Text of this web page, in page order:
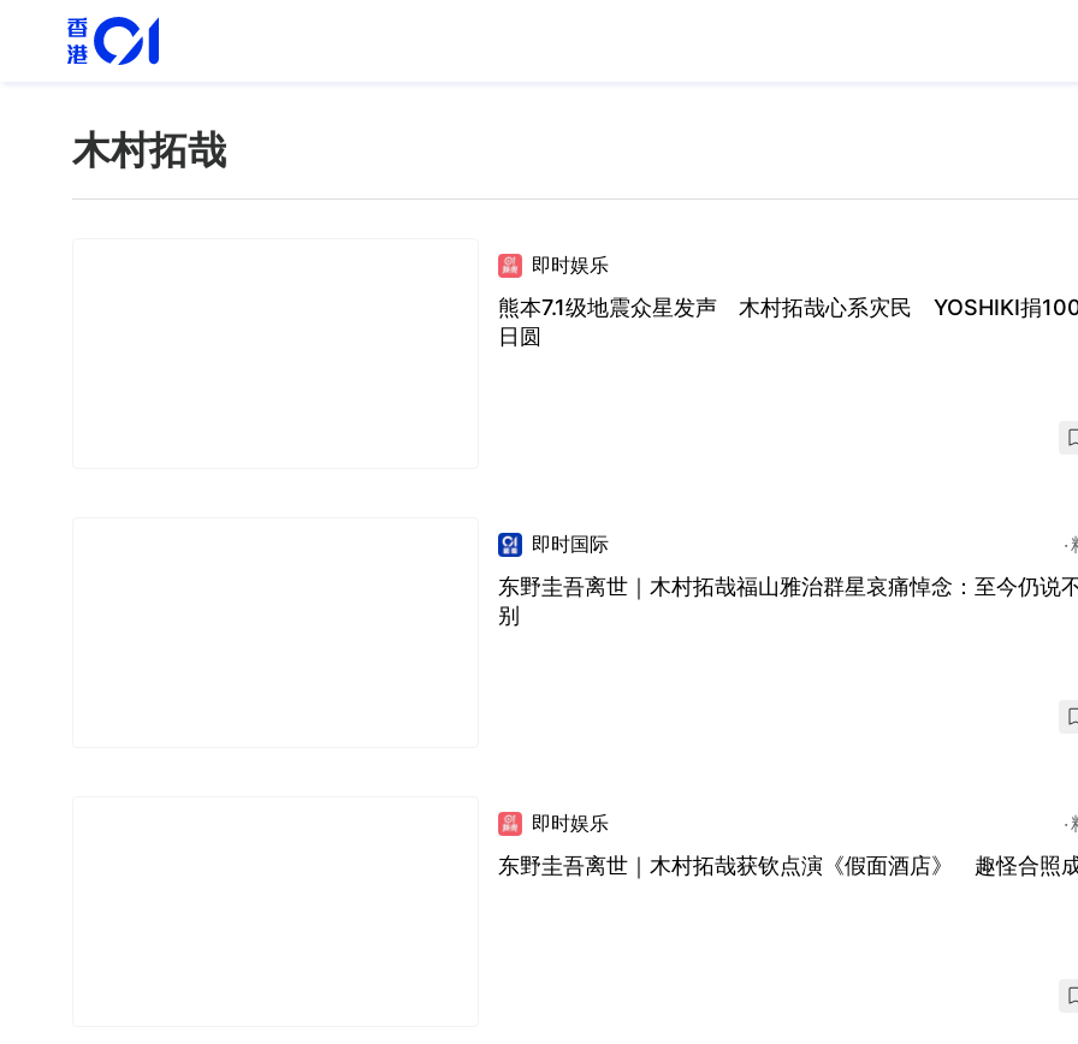
木村拓哉
即时娱乐
熊本7.1级地震众星发声 木村拓哉心系灾民 YOSHIKI捐
日圆
即时国际
东野圭吾离世｜木村拓哉福山雅治群星哀痛悼念：至今仍说
别
即时娱乐
东野圭吾离世｜木村拓哉获钦点演《假面酒店》 趣怪合照